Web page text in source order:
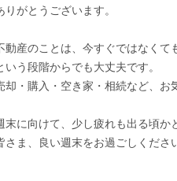
りがとうございます。
動産のことは、今すぐではなくて
いう段階からでも大丈夫です。
却・購入・空き家・相続など、お
末に向けて、少し疲れも出る頃か
さま、良い週末をお過ごしくださ